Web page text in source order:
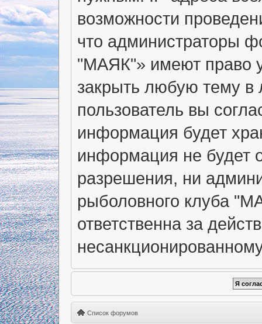
возможности
что администраторы
"МАЯК"» имеют право
закрыть любую тему
пользователь вы
информация будет
информация не будет
разрешения, ни
рыболовного клуба
ответственна за
Список форумов